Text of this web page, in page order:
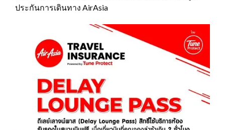
ประกันการเดินทาง AirAsia